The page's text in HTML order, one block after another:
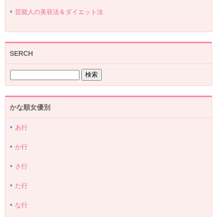
芸能人の美容法＆ダイエット法
SERCH
かな順女優別
あ行
か行
さ行
た行
な行